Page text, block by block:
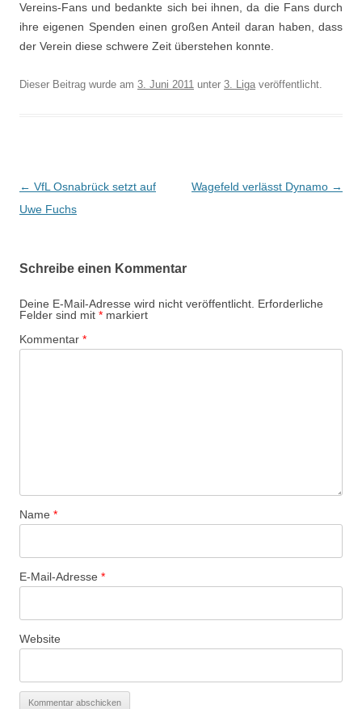
Vereins-Fans und bedankte sich bei ihnen, da die Fans durch
ihre eigenen Spenden einen großen Anteil daran haben, dass
der Verein diese schwere Zeit überstehen konnte.
Dieser Beitrag wurde am 3. Juni 2011 unter 3. Liga veröffentlicht.
Beitrags-
Navigation
← VfL Osnabrück setzt auf
Uwe Fuchs
Wagefeld verlässt Dynamo →
Schreibe einen Kommentar
Deine E-Mail-Adresse wird nicht veröffentlicht. Erforderliche
Felder sind mit * markiert
Kommentar *
Name *
E-Mail-Adresse *
Website